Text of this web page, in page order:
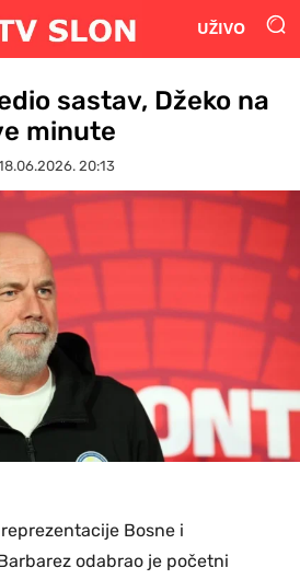
UŽIVO
sastav, Džeko na
minute
20:13
Bosne i
odabrao je početni